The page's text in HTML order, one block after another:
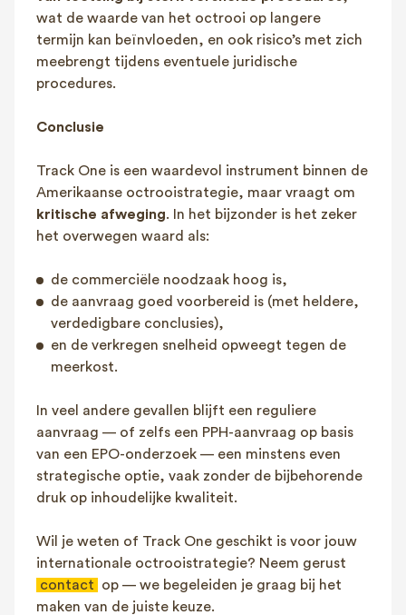
wat de waarde van het octrooi op langere
termijn kan beïnvloeden, en ook risico’s met zich
meebrengt tijdens eventuele juridische
procedures.
Conclusie
Track One is een waardevol instrument binnen de
Amerikaanse octrooistrategie, maar vraagt om
kritische afweging. In het bijzonder is het zeker
het overwegen waard als:
de commerciële noodzaak hoog is,
de aanvraag goed voorbereid is (met heldere,
verdedigbare conclusies),
en de verkregen snelheid opweegt tegen de
meerkost.
In veel andere gevallen blijft een reguliere
aanvraag — of zelfs een PPH-aanvraag op basis
van een EPO-onderzoek — een minstens even
strategische optie, vaak zonder de bijbehorende
druk op inhoudelijke kwaliteit.
Wil je weten of Track One geschikt is voor jouw
internationale octrooistrategie? Neem gerust
contact
op — we begeleiden je graag bij het
maken van de juiste keuze.